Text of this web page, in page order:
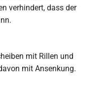
verhindert, dass der